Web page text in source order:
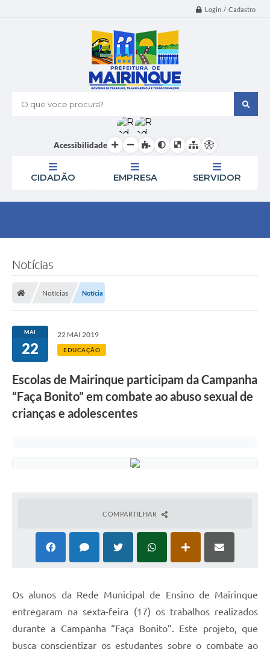
Login / Cadastro
O que voce procura?
Acessibilidade
CIDADÃO EMPRESA SERVIDOR
Notícias
Notícias Notícia
MAI
22
22 MAI 2019
EDUCAÇÃO
Escolas de Mairinque participam da Campanha
“Faça Bonito” em combate ao abuso sexual de
crianças e adolescentes
COMPARTILHAR
Os alunos da Rede Municipal de Ensino de Mairinque
entregaram na sexta-feira (17) os trabalhos realizados
durante a Campanha “Faça Bonito”. Este projeto, que
busca conscientizar os estudantes sobre o combate ao